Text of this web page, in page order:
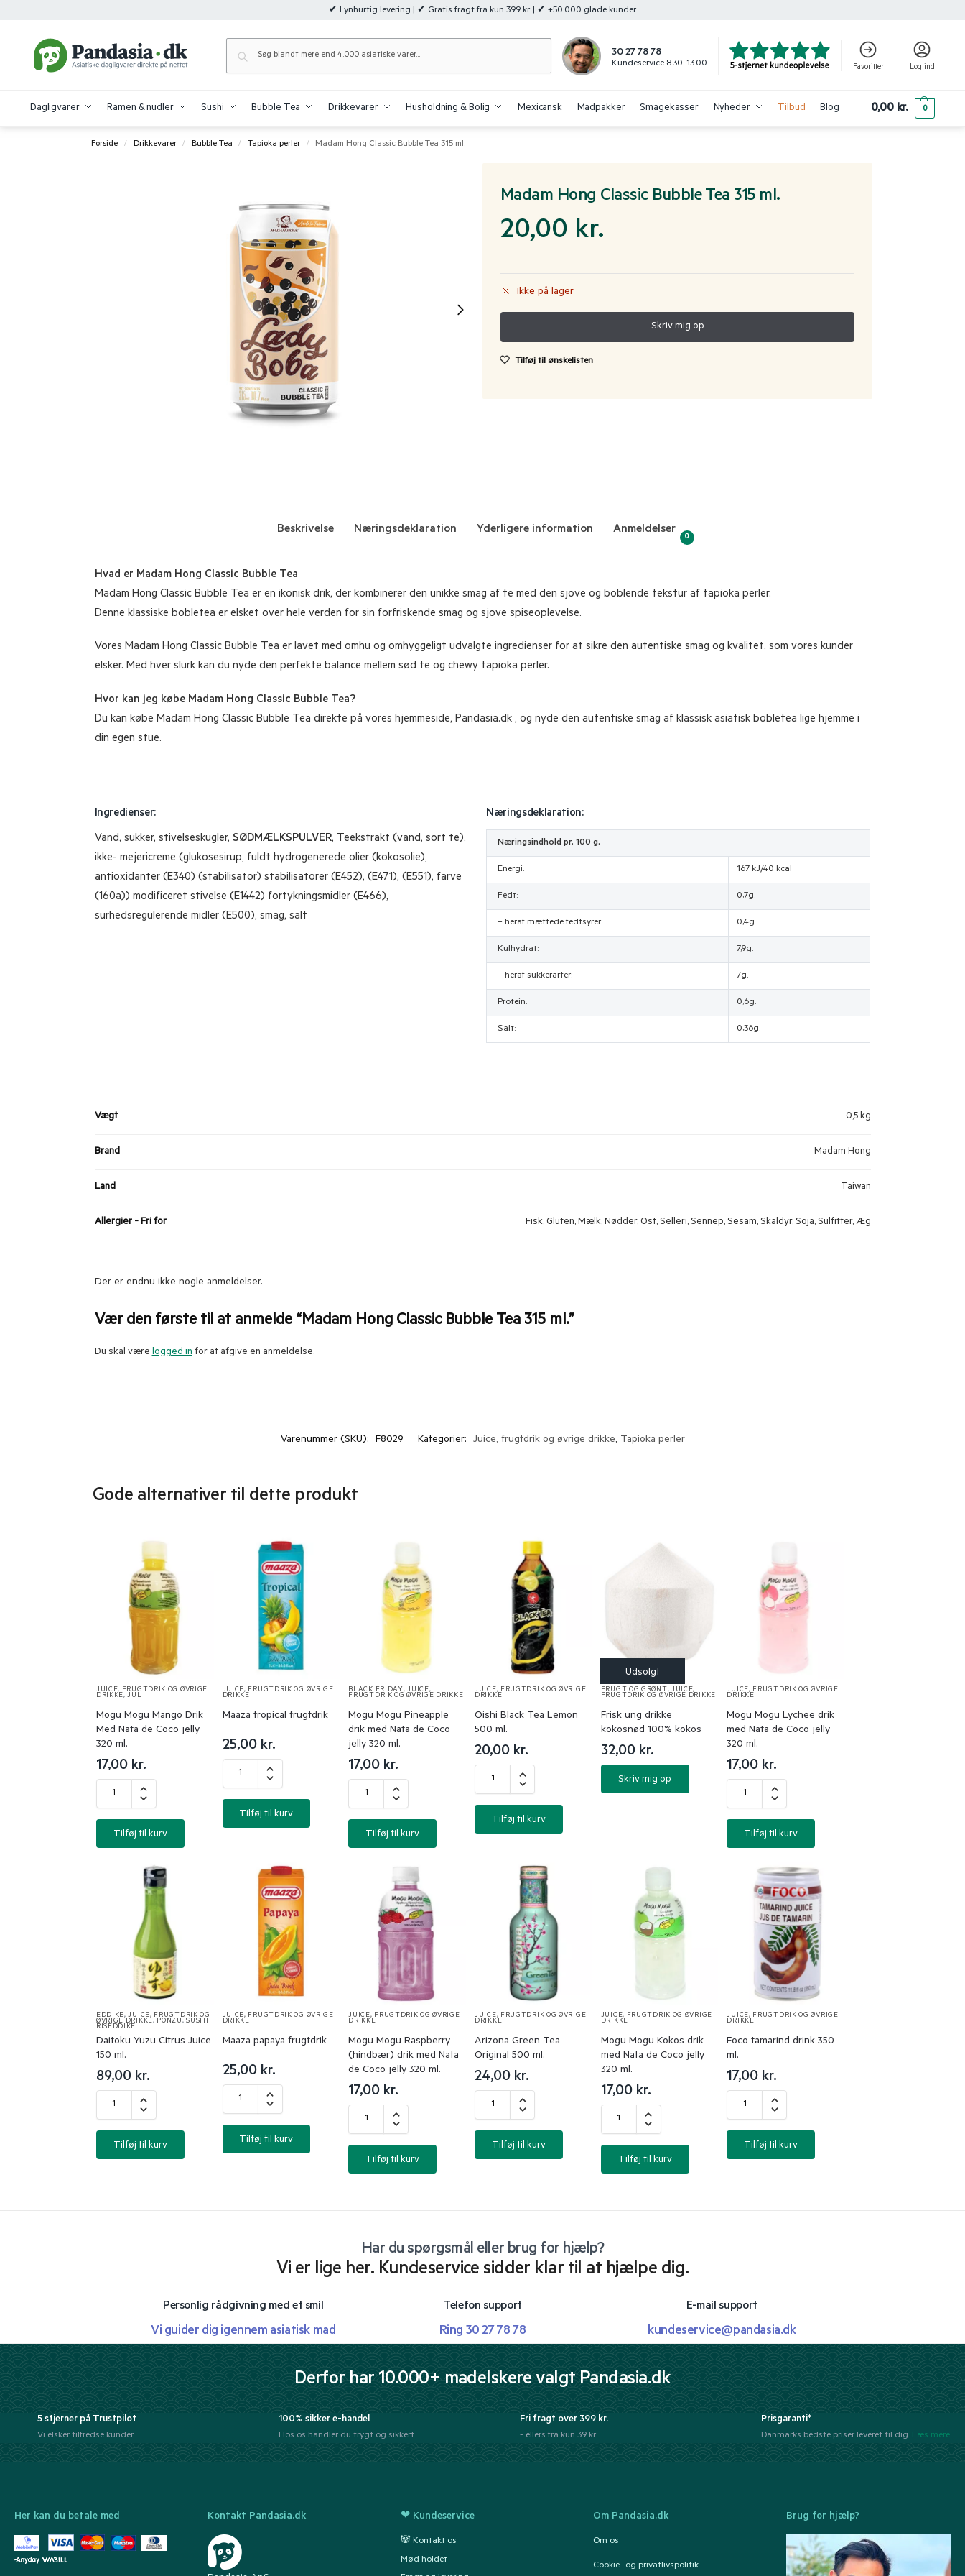
✔ Lynhurtig levering | ✔ Gratis fragt fra kun 399 kr. | ✔ +50.000 glade kunder
30 27 78 78
Kundeservice 8.30-13.00 Favoritter Log ind
Dagligvarer Ramen & nudler Sushi Bubble Tea Drikkevarer Husholdning & Bolig Mexicansk Madpakker Smagekasser Nyheder Tilbud Blog 0,00 kr. 0
Forside / Drikkevarer / Bubble Tea / Tapioka perler / Madam Hong Classic Bubble Tea 315 ml.
Madam Hong Classic Bubble Tea 315 ml.
20,00 kr.
Ikke på lager
Tilføj til ønskelisten
Beskrivelse Næringsdeklaration Yderligere information Anmeldelser
0
Hvad er Madam Hong Classic Bubble Tea
Madam Hong Classic Bubble Tea er en ikonisk drik, der kombinerer den unikke smag af te med den sjove og boblende tekstur af tapioka perler.
Denne klassiske bobletea er elsket over hele verden for sin forfriskende smag og sjove spiseoplevelse.
Vores Madam Hong Classic Bubble Tea er lavet med omhu og omhyggeligt udvalgte ingredienser for at sikre den autentiske smag og kvalitet, som vores kunder
elsker. Med hver slurk kan du nyde den perfekte balance mellem sød te og chewy tapioka perler.
Hvor kan jeg købe Madam Hong Classic Bubble Tea?
Du kan købe Madam Hong Classic Bubble Tea direkte på vores hjemmeside, Pandasia.dk , og nyde den autentiske smag af klassisk asiatisk bobletea lige hjemme i
din egen stue.
Ingredienser:
Vand, sukker, stivelseskugler,SØDMÆLKSPULVER, Teekstrakt (vand, sort te),
ikke- mejericreme (glukosesirup, fuldt hydrogenerede olier (kokosolie),
antioxidanter (E340) (stabilisator) stabilisatorer (E452), (E471), (E551), farve
(160a)) modificeret stivelse (E1442) fortykningsmidler (E466),
surhedsregulerende midler (E500), smag, salt
Næringsdeklaration:
Næringsindhold pr. 100 g.
Energi: 167 kJ/40 kcal
Fedt: 0,7g.
– heraf mættede fedtsyrer: 0,4g.
Kulhydrat: 7,9g.
– heraf sukkerarter: 7g.
Protein: 0,6g.
Salt: 0,36g.
Vægt 0,5 kg
Brand Madam Hong
Land Taiwan
Allergier - Fri for Fisk, Gluten, Mælk, Nødder, Ost, Selleri, Sennep, Sesam, Skaldyr, Soja, Sulfitter, Æg
Der er endnu ikke nogle anmeldelser.
Vær den første til at anmelde “Madam Hong Classic Bubble Tea 315 ml.”
Du skal værelogged infor at afgive en anmeldelse.
Varenummer (SKU): F8029 Kategorier: Juice, frugtdrik og øvrige drikke,Tapioka perler
Gode alternativer til dette produkt
JUICE, FRUGTDRIK OG ØVRIGE
DRIKKE,JUL
Mogu Mogu Mango Drik
Med Nata de Coco jelly
320 ml.
17,00 kr.
Tilføj til kurv
JUICE, FRUGTDRIK OG ØVRIGE
DRIKKE
Maaza tropical frugtdrik
25,00 kr.
Tilføj til kurv
BLACK FRIDAY,JUICE,
FRUGTDRIK OG ØVRIGE DRIKKE
Mogu Mogu Pineapple
drik med Nata de Coco
jelly 320 ml.
17,00 kr.
Tilføj til kurv
JUICE, FRUGTDRIK OG ØVRIGE
DRIKKE
Oishi Black Tea Lemon
500 ml.
20,00 kr.
Tilføj til kurv
FRUGT OG GRØNT ,JUICE,
FRUGTDRIK OG ØVRIGE DRIKKE
Frisk ung drikke
kokosnød 100% kokos
32,00 kr.
Skriv mig op
JUICE, FRUGTDRIK OG ØVRIGE
DRIKKE
Mogu Mogu Lychee drik
med Nata de Coco jelly
320 ml.
17,00 kr.
Tilføj til kurv
EDDIKE,JUICE, FRUGTDRIK OG
ØVRIGE DRIKKE, PONZU,SUSHI
RISEDDIKE
Daitoku Yuzu Citrus Juice
150 ml.
89,00 kr.
Tilføj til kurv
JUICE, FRUGTDRIK OG ØVRIGE
DRIKKE
Maaza papaya frugtdrik
25,00 kr.
Tilføj til kurv
JUICE, FRUGTDRIK OG ØVRIGE
DRIKKE
Mogu Mogu Raspberry
(hindbær) drik med Nata
de Coco jelly 320 ml.
17,00 kr.
Tilføj til kurv
JUICE, FRUGTDRIK OG ØVRIGE
DRIKKE
Arizona Green Tea
Original 500 ml.
24,00 kr.
Tilføj til kurv
JUICE, FRUGTDRIK OG ØVRIGE
DRIKKE
Mogu Mogu Kokos drik
med Nata de Coco jelly
320 ml.
17,00 kr.
Tilføj til kurv
JUICE, FRUGTDRIK OG ØVRIGE
DRIKKE
Foco tamarind drink 350
ml.
17,00 kr.
Tilføj til kurv
Har du spørgsmål eller brug for hjælp?
Vi er lige her. Kundeservice sidder klar til at hjælpe dig.
Personlig rådgivning med et smil
Vi guider dig igennem asiatisk mad
Telefon support
Ring 30 27 78 78
E-mail support
kundeservice@pandasia.dk
Derfor har 10.000+ madelskere valgt Pandasia.dk
5 stjerner på Trustpilot
Vi elsker tilfredse kunder
100% sikker e-handel
Hos os handler du trygt og sikkert
Fri fragt over 399 kr.
- ellers fra kun 39 kr.
Prisgaranti*
Danmarks bedste priser leveret til dig. Læs mere
Her kan du betale med Kontakt Pandasia.dk ❤ Kundeservice
🐼 Kontakt os
Mød holdet
Om Pandasia.dk
Om os
Cookie- og privatlivspolitik
Brug for hjælp?